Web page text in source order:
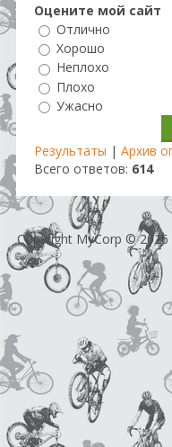
Оцените мой сайт
Отлично
Хорошо
Неплохо
Плохо
Ужасно
Результаты | Архив
Всего ответов: 614
Copyright MyCorp © 2026